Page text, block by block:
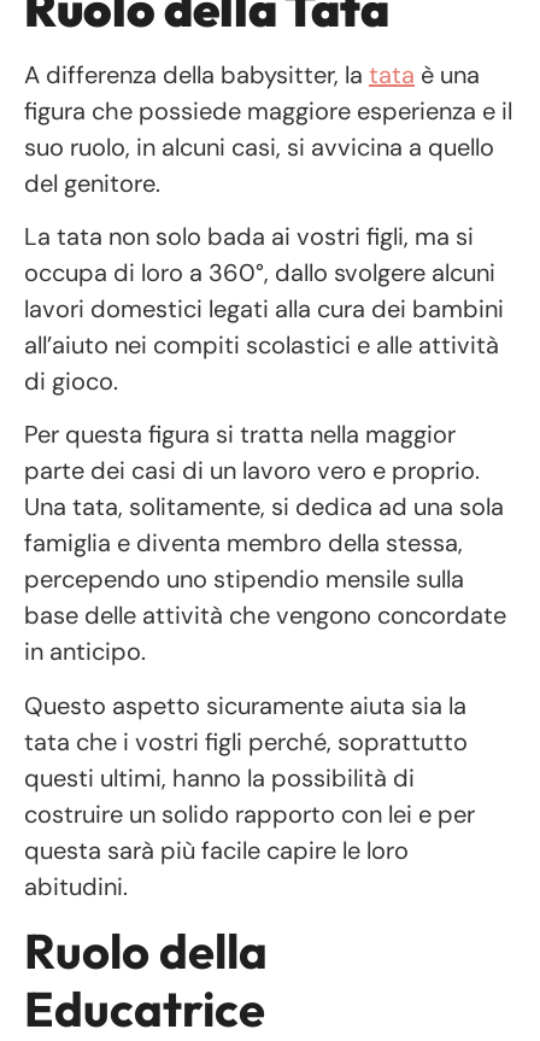
A differenza della babysitter, la tata è una
figura che possiede maggiore esperienza e il
suo ruolo, in alcuni casi, si avvicina a quello
del genitore.
La tata non solo bada ai vostri figli, ma si
occupa di loro a 360°, dallo svolgere alcuni
lavori domestici legati alla cura dei bambini
all’aiuto nei compiti scolastici e alle attività
di gioco.
Per questa figura si tratta nella maggior
parte dei casi di un lavoro vero e proprio.
Una tata, solitamente, si dedica ad una sola
famiglia e diventa membro della stessa,
percependo uno stipendio mensile sulla
base delle attività che vengono concordate
in anticipo.
Questo aspetto sicuramente aiuta sia la
tata che i vostri figli perché, soprattutto
questi ultimi, hanno la possibilità di
costruire un solido rapporto con lei e per
questa sarà più facile capire le loro
abitudini.
Ruolo della
Educatrice